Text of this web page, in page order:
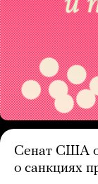
Сенат США
о санкциях